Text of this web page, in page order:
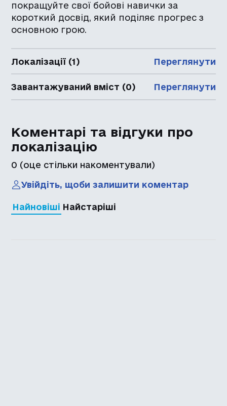
покращуйте свої бойові навички за
короткий досвід, який поділяє прогрес з
основною грою.
Локалізації (1) Переглянути
Завантажуваний вміст (0) Переглянути
Коментарі та відгуки про
локалізацію
0 (оце стільки накоментували)
Увійдіть, щоби залишити коментар
Найновіші Найстаріші